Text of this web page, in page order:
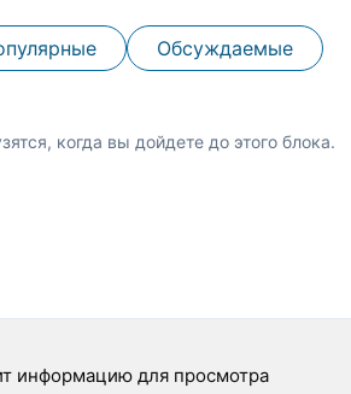
Обсуждаемые
когда вы дойдете до этого блока.
информацию для просмотра